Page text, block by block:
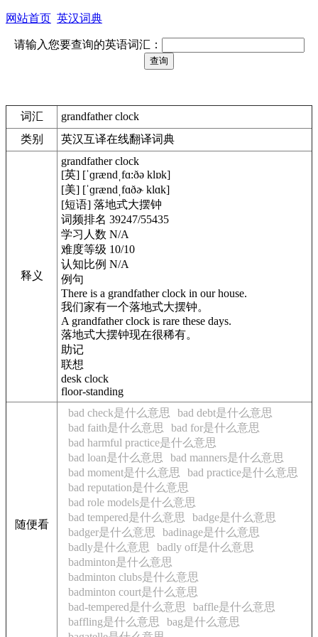
网站首页 英汉词典
请输入您要查询的英语词汇：
词汇
grandfather clock
类别
英汉互译在线翻译词典
释义
grandfather clock
[英] [ˈɡrændˌfɑ:ðə klɒk]
[美] [ˈɡrændˌfɑðɚ klɑk]
[短语] 落地式大摆钟
词频排名 39247/55435
学习人数 N/A
难度等级 10/10
认知比例 N/A
例句
There is a grandfather clock in our house.
我们家有一个落地式大摆钟。
A grandfather clock is rare these days.
落地式大摆钟现在很稀有。
助记
联想
desk clock
floor-standing
随便看
bad check是什么意思
bad debt是什么意思
bad faith是什么意思
bad for是什么意思
bad harmful practice是什么意思
bad loan是什么意思
bad manners是什么意思
bad moment是什么意思
bad practice是什么意思
bad reputation是什么意思
bad role models是什么意思
bad tempered是什么意思
badge是什么意思
badger是什么意思
badinage是什么意思
badly是什么意思
badly off是什么意思
badminton是什么意思
badminton clubs是什么意思
badminton court是什么意思
bad-tempered是什么意思
baffle是什么意思
baffling是什么意思
bag是什么意思